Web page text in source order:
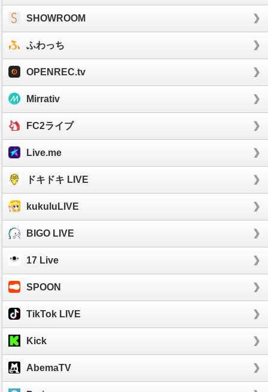
SHOWROOM
ふわっち
OPENREC.tv
Mirrativ
FC2ライブ
Live.me
ドキドキ LIVE
kukuluLIVE
BIGO LIVE
17 Live
SPOON
TikTok LIVE
Kick
AbemaTV